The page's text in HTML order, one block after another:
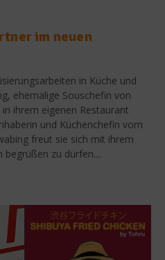
im neuen
in Küche und
ehemalige Souschefin von
ihrem eigenen Restaurant
und Küchenchefin vom
freut sie sich mit ihrem
zu dürfen....